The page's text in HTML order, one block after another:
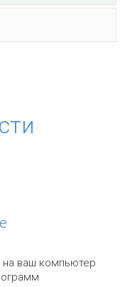
на ваш компьютер